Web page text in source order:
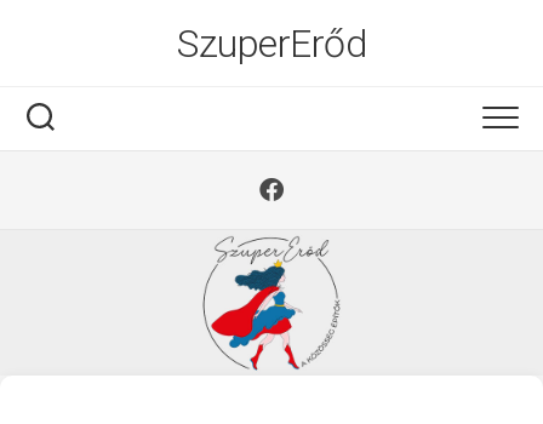
SzuperErőd